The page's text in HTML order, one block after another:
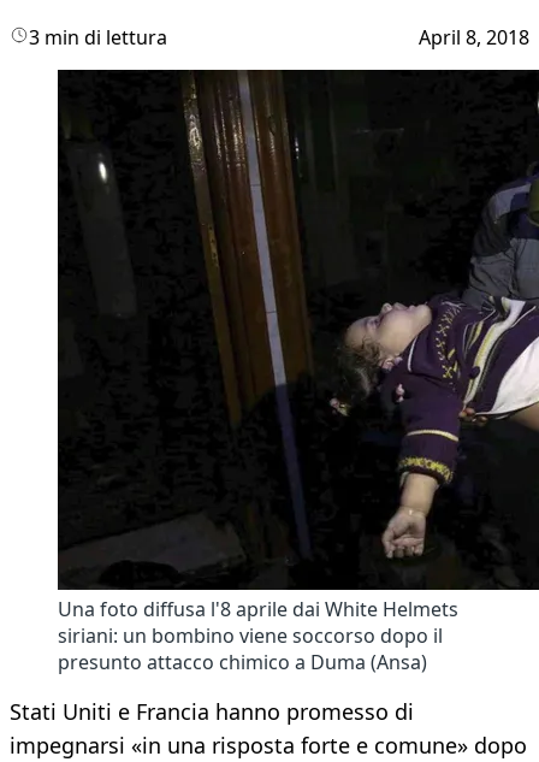
3 min di lettura April 8, 2018
Una foto diffusa l'8 aprile dai White Helmets
siriani: un bombino viene soccorso dopo il
presunto attacco chimico a Duma (Ansa)
Stati Uniti e Francia hanno promesso di
impegnarsi «in una risposta forte e comune» dopo